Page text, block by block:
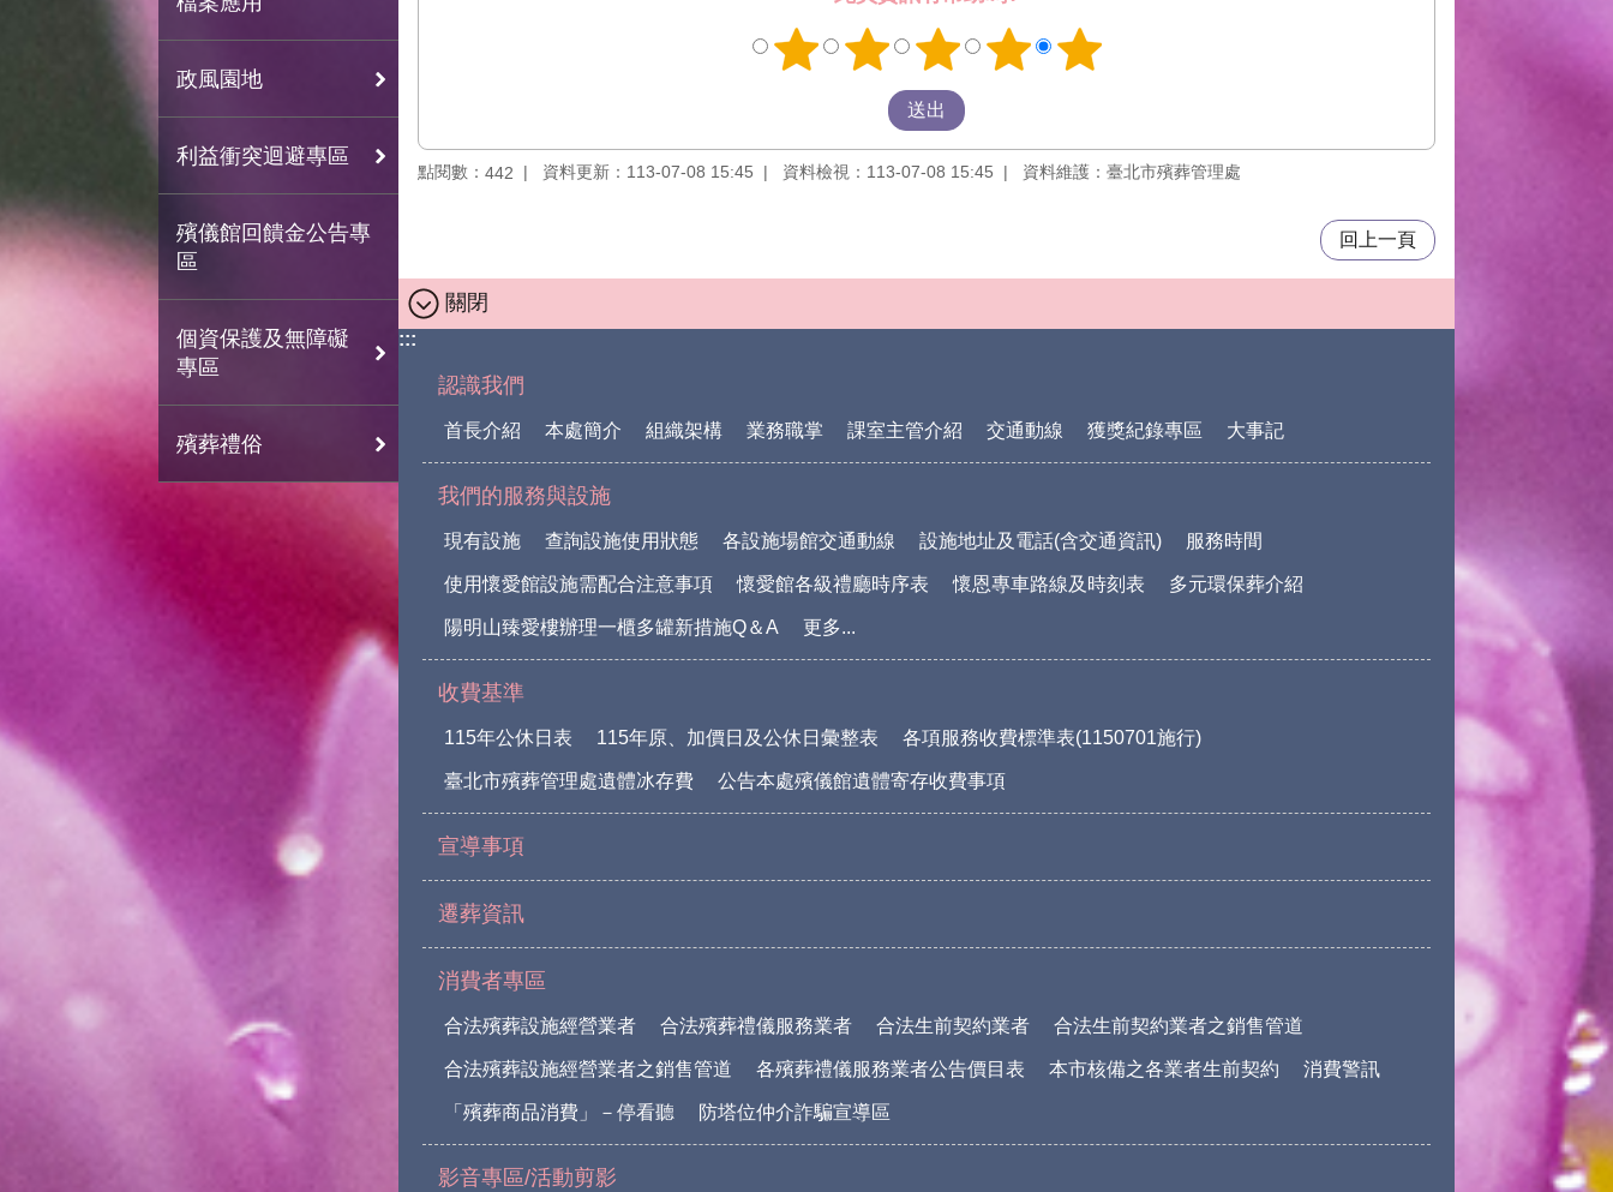
政風園地
利益衝突迴避專區
殯儀館回饋金公告專
區
個資保護及無障礙
專區
殯葬禮俗
點閱數： 442 資料更新：113-07-08 15:45 資料檢視：113-07-08 15:45 資料維護：臺北市殯葬管理處
回上一頁
關閉
:::
認識我們
首長介紹 本處簡介 組織架構 業務職掌 課室主管介紹 交通動線 獲獎紀錄專區 大事記
我們的服務與設施
現有設施 查詢設施使用狀態 各設施場館交通動線 設施地址及電話(含交通資訊) 服務時間
使用懷愛館設施需配合注意事項 懷愛館各級禮廳時序表 懷恩專車路線及時刻表 多元環保葬介紹
陽明山臻愛樓辦理一櫃多罐新措施Q＆A 更多...
收費基準
115年公休日表 115年原、加價日及公休日彙整表 各項服務收費標準表(1150701施行)
臺北市殯葬管理處遺體冰存費 公告本處殯儀館遺體寄存收費事項
宣導事項
遷葬資訊
消費者專區
合法殯葬設施經營業者 合法殯葬禮儀服務業者 合法生前契約業者 合法生前契約業者之銷售管道
合法殯葬設施經營業者之銷售管道 各殯葬禮儀服務業者公告價目表 本市核備之各業者生前契約 消費警訊
「殯葬商品消費」－停看聽 防塔位仲介詐騙宣導區
影音專區/活動剪影